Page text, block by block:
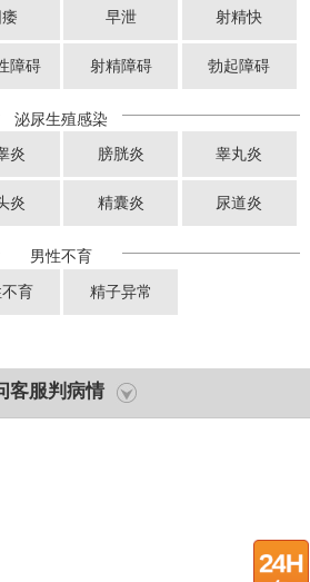
早泄 射精快
障碍 射精障碍 勃起障碍
泌尿生殖感染
炎 膀胱炎 睾丸炎
炎 精囊炎 尿道炎
男性不育
育 精子异常
客服判病情